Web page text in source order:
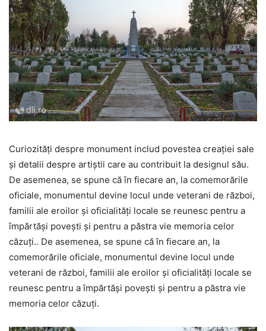
Curiozități despre monument includ povestea creației sale
și detalii despre artiștii care au contribuit la designul său.
De asemenea, se spune că în fiecare an, la comemorările
oficiale, monumentul devine locul unde veterani de război,
familii ale eroilor și oficialități locale se reunesc pentru a
împărtăși povești și pentru a păstra vie memoria celor
căzuți.. De asemenea, se spune că în fiecare an, la
comemorările oficiale, monumentul devine locul unde
veterani de război, familii ale eroilor și oficialități locale se
reunesc pentru a împărtăși povești și pentru a păstra vie
memoria celor căzuți.